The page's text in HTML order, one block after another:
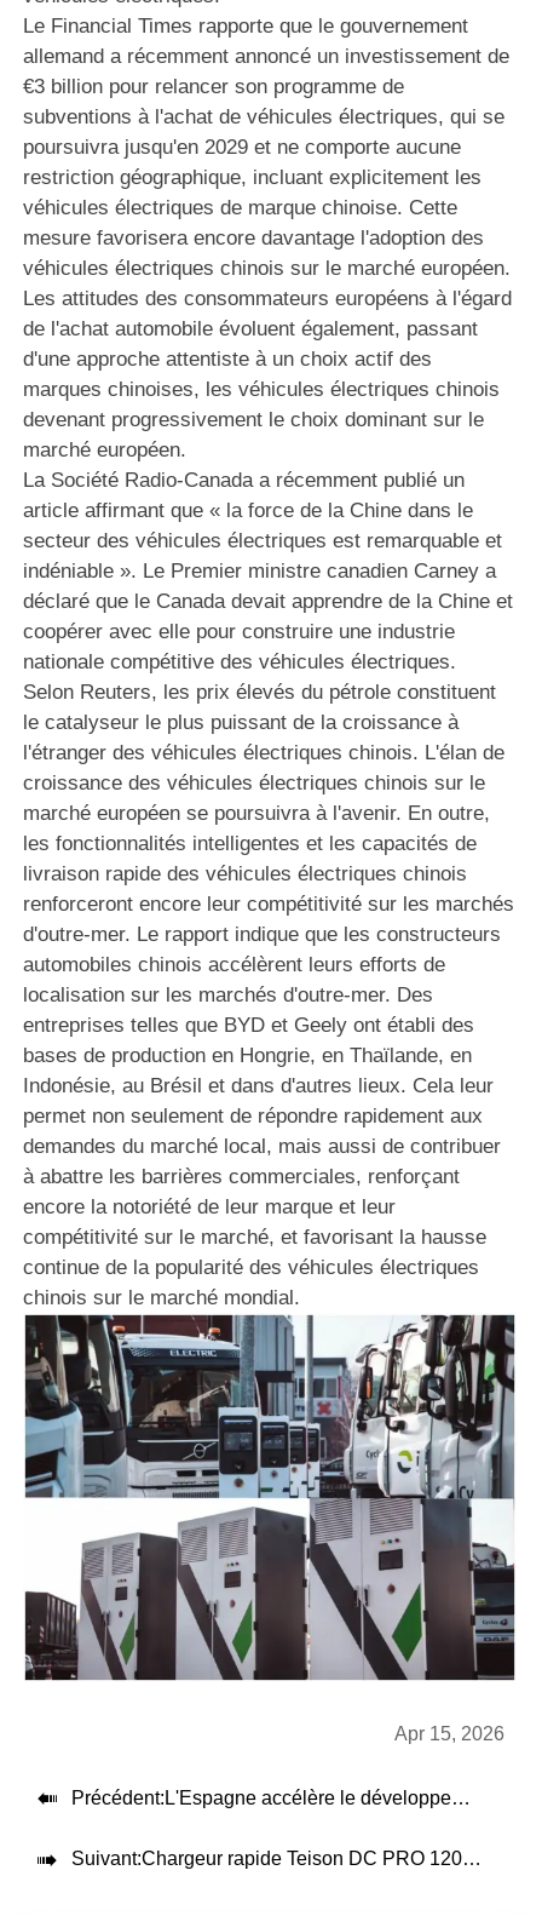
Le Financial Times rapporte que le gouvernement
allemand a récemment annoncé un investissement de
€3 billion pour relancer son programme de
subventions à l'achat de véhicules électriques, qui se
poursuivra jusqu'en 2029 et ne comporte aucune
restriction géographique, incluant explicitement les
véhicules électriques de marque chinoise. Cette
mesure favorisera encore davantage l'adoption des
véhicules électriques chinois sur le marché européen.
Les attitudes des consommateurs européens à l'égard
de l'achat automobile évoluent également, passant
d'une approche attentiste à un choix actif des
marques chinoises, les véhicules électriques chinois
devenant progressivement le choix dominant sur le
marché européen.
La Société Radio-Canada a récemment publié un
article affirmant que « la force de la Chine dans le
secteur des véhicules électriques est remarquable et
indéniable ». Le Premier ministre canadien Carney a
déclaré que le Canada devait apprendre de la Chine et
coopérer avec elle pour construire une industrie
nationale compétitive des véhicules électriques.
Selon Reuters, les prix élevés du pétrole constituent
le catalyseur le plus puissant de la croissance à
l'étranger des véhicules électriques chinois. L'élan de
croissance des véhicules électriques chinois sur le
marché européen se poursuivra à l'avenir. En outre,
les fonctionnalités intelligentes et les capacités de
livraison rapide des véhicules électriques chinois
renforceront encore leur compétitivité sur les marchés
d'outre-mer. Le rapport indique que les constructeurs
automobiles chinois accélèrent leurs efforts de
localisation sur les marchés d'outre-mer. Des
entreprises telles que BYD et Geely ont établi des
bases de production en Hongrie, en Thaïlande, en
Indonésie, au Brésil et dans d'autres lieux. Cela leur
permet non seulement de répondre rapidement aux
demandes du marché local, mais aussi de contribuer
à abattre les barrières commerciales, renforçant
encore la notoriété de leur marque et leur
compétitivité sur le marché, et favorisant la hausse
continue de la popularité des véhicules électriques
chinois sur le marché mondial.
Apr 15, 2026
 Précédent:L'Espagne accélère le développement de l'industrie des véhicules électriques grâce à une coopération approfondie avec les entreprises chinoises
 Suivant:Chargeur rapide Teison DC PRO 120kW installé aux Pays-Bas，2026